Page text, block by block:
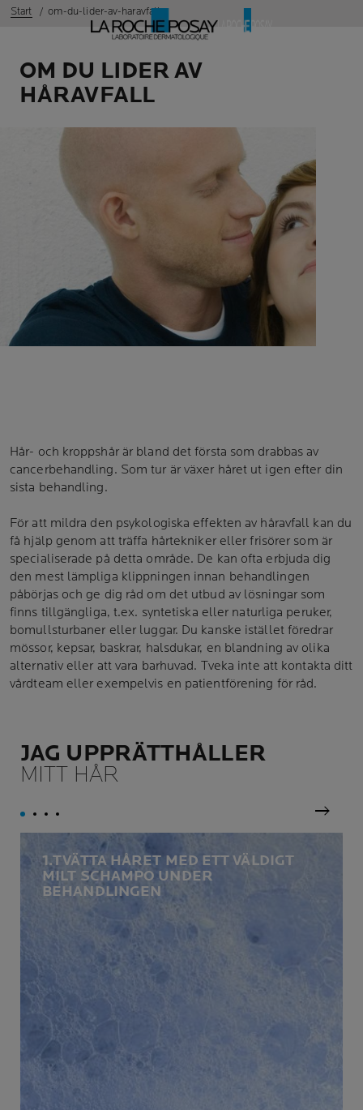
Start om-du-lider-av-haravfall
OM DU LIDER AV
HÅRAVFALL
Hår- och kroppshår är bland det första som drabbas av
cancerbehandling. Som tur är växer håret ut igen efter din
sista behandling.
För att mildra den psykologiska effekten av håravfall kan du
få hjälp genom att träffa hårtekniker eller frisörer som är
specialiserade på detta område. De kan ofta erbjuda dig
den mest lämpliga klippningen innan behandlingen
påbörjas och ge dig råd om det utbud av lösningar som
finns tillgängliga, t.ex. syntetiska eller naturliga peruker,
bomullsturbaner eller luggar. Du kanske istället föredrar
mössor, kepsar, baskrar, halsdukar, en blandning av olika
alternativ eller att vara barhuvad. Tveka inte att kontakta ditt
vårdteam eller exempelvis en patientförening för råd.
JAG UPPRÄTTHÅLLER
MITT HÅR
next
1.TVÄTTA HÅRET MED ETT VÄLDIGT
MILT SCHAMPO UNDER
BEHANDLINGEN